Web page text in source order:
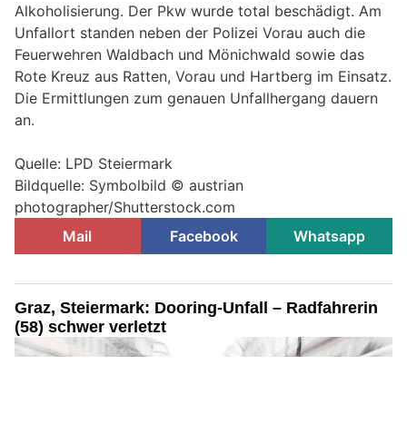
Alkoholisierung. Der Pkw wurde total beschädigt. Am
Unfallort standen neben der Polizei Vorau auch die
Feuerwehren Waldbach und Mönichwald sowie das
Rote Kreuz aus Ratten, Vorau und Hartberg im Einsatz.
Die Ermittlungen zum genauen Unfallhergang dauern
an.
Quelle: LPD Steiermark
Bildquelle: Symbolbild © austrian
photographer/Shutterstock.com
Mail
Facebook Whatsapp
Graz, Steiermark: Dooring-Unfall – Radfahrerin
(58) schwer verletzt